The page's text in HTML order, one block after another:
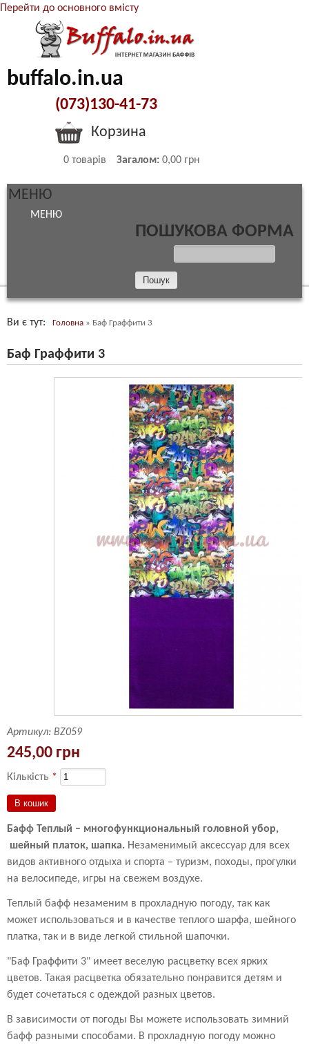
Перейти до основного вмісту
buffalo.in.ua
(073)130-41-73
Корзина
0 товарів Загалом: 0,00 грн
МЕНЮ
МЕНЮ
ПОШУКОВА ФОРМА
Ви є тут Головна » Баф Граффити 3
Баф Граффити 3
Артикул: BZ059
245,00 грн
Кількість *
Бафф Теплый – многофункциональный головной убор,
шейный платок, шапка. Незаменимый аксессуар для всех
видов активного отдыха и спорта – туризм, походы, прогулки
на велосипеде, игры на свежем воздухе.
Теплый бафф незаменим в прохладную погоду, так как
может использоваться и в качестве теплого шарфа, шейного
платка, так и в виде легкой стильной шапочки.
"Баф Граффити 3" имеет веселую расцветку всех ярких
цветов. Такая расцветка обязательно понравится детям и
будет сочетаться с одеждой разных цветов.
В зависимости от погоды Вы можете использовать зимний
бафф разными способами. В прохладную погоду можно